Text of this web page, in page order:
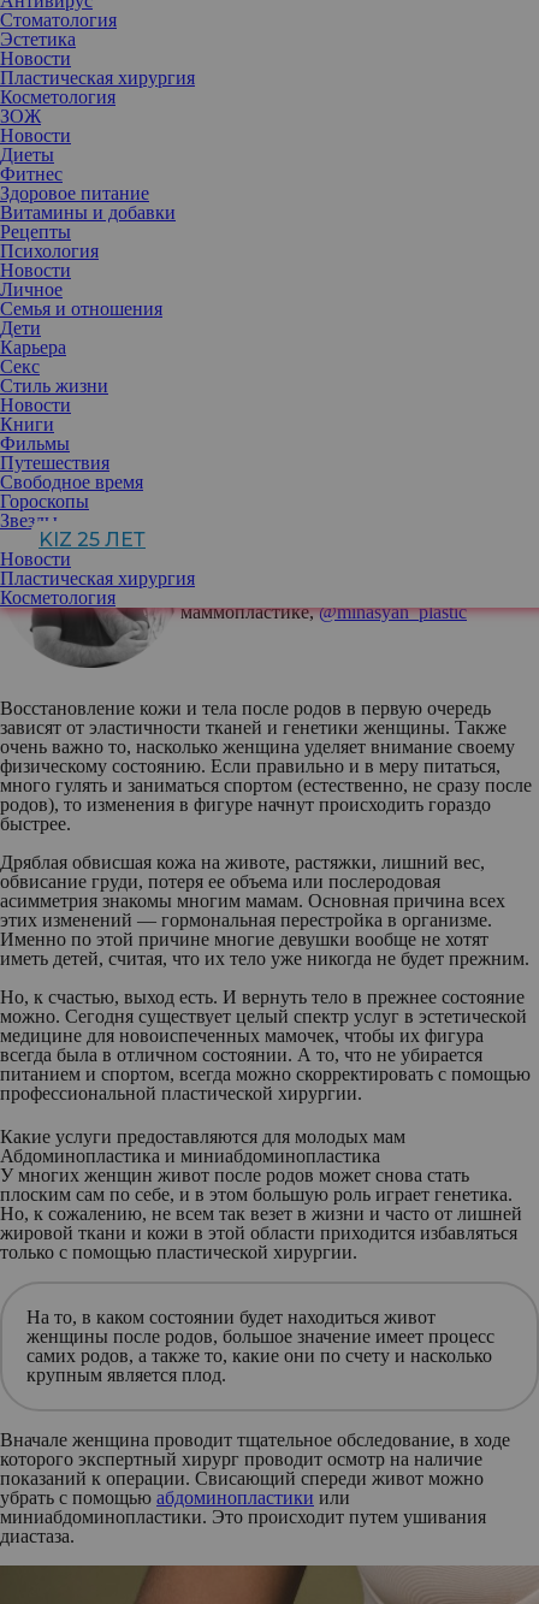
Стоматология
Эстетика
Новости
Пластическая хирургия
Косметология
ЗОЖ
Новости
Диеты
Фитнес
Здоровое питание
Витамины и добавки
Рецепты
Психология
Новости
Личное
Семья и отношения
Дети
Карьера
Секс
Стиль жизни
Новости
Книги
Фильмы
Путешествия
Свободное время
Гороскопы
Звезды
KIZ 25 ЛЕТ
Новости
Пластическая хирургия
Косметология
В жизни женщины ожидание малыша и его появление на свет
— очень волнительное и вместе с тем радостное событие. Но
для женского организма беременность редко проходит
бесследно, и многим за эту радость приходится платить дорогой
ценой собственной внешности. Пластический хирург расскажет,
как вернуть былую форму.
хирург,
специалист по абдоминопластике и
маммопластике,@minasyan_plastic
Восстановление кожи и тела после родов в первую очередь
зависят от эластичности тканей и генетики женщины. Также
очень важно то, насколько женщина уделяет внимание своему
физическому состоянию. Если правильно и в меру питаться,
много гулять и заниматься спортом (естественно, не сразу после
родов), то изменения в фигуре начнут происходить гораздо
быстрее.
Дряблая обвисшая кожа на животе, растяжки, лишний вес,
обвисание груди, потеря ее объема или послеродовая
асимметрия знакомы многим мамам. Основная причина всех
этих изменений — гормональная перестройка в организме.
Именно по этой причине многие девушки вообще не хотят
иметь детей, считая, что их тело уже никогда не будет прежним.
Но, к счастью, выход есть. И вернуть тело в прежнее состояние
можно. Сегодня существует целый спектр услуг в эстетической
медицине для новоиспеченных мамочек, чтобы их фигура
всегда была в отличном состоянии. А то, что не убирается
питанием и спортом, всегда можно скорректировать с помощью
профессиональной пластической хирургии.
Какие услуги предоставляются для молодых мам
Абдоминопластика и миниабдоминопластика
У многих женщин живот после родов может снова стать
плоским сам по себе, и в этом большую роль играет генетика.
Но, к сожалению, не всем так везет в жизни и часто от лишней
жировой ткани и кожи в этой области приходится избавляться
только с помощью пластической хирургии.
На то, в каком состоянии будет находиться живот
женщины после родов, большое значение имеет процесс
самих родов, а также то, какие они по счету и насколько
крупным является плод.
Вначале женщина проводит тщательное обследование, в ходе
которого экспертный хирург проводит осмотр на наличие
показаний к операции. Свисающий спереди живот можно
убрать с помощью абдоминопластики или
миниабдоминопластики. Это происходит путем ушивания
диастаза.